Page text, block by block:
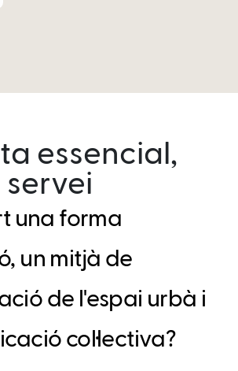
essencial,
una forma
un mitjà de
de l'espai urbà i
col·lectiva?